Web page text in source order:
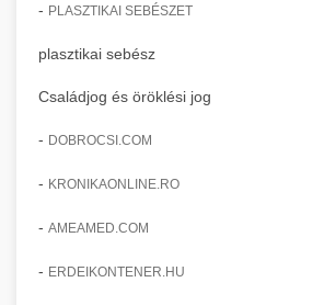
- PLASZTIKAI SEBÉSZET
plasztikai sebész
Családjog és öröklési jog
- DOBROCSI.COM
- KRONIKAONLINE.RO
- AMEAMED.COM
- ERDEIKONTENER.HU